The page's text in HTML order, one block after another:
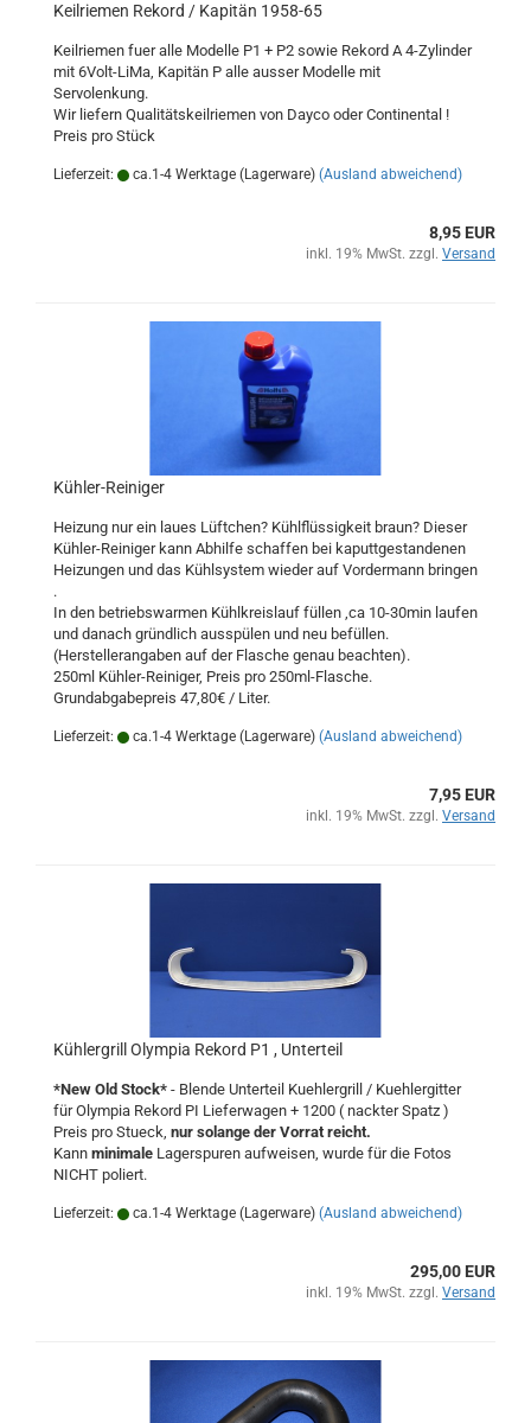
Keilriemen Rekord / Kapitän 1958-65
Keilriemen fuer alle Modelle P1 + P2 sowie Rekord A 4-Zylinder
mit 6Volt-LiMa, Kapitän P alle ausser Modelle mit
Servolenkung.
Wir liefern Qualitätskeilriemen von Dayco oder Continental !
Preis pro Stück
Lieferzeit: ca.1-4 Werktage (Lagerware) (Ausland abweichend)
8,95 EUR
inkl. 19% MwSt. zzgl. Versand
Kühler-Reiniger
Heizung nur ein laues Lüftchen? Kühlflüssigkeit braun? Dieser
Kühler-Reiniger kann Abhilfe schaffen bei kaputtgestandenen
Heizungen und das Kühlsystem wieder auf Vordermann bringen
.
In den betriebswarmen Kühlkreislauf füllen ,ca 10-30min laufen
und danach gründlich ausspülen und neu befüllen.
(Herstellerangaben auf der Flasche genau beachten).
250ml Kühler-Reiniger, Preis pro 250ml-Flasche.
Grundabgabepreis 47,80€ / Liter.
Lieferzeit: ca.1-4 Werktage (Lagerware) (Ausland abweichend)
7,95 EUR
inkl. 19% MwSt. zzgl. Versand
Kühlergrill Olympia Rekord P1 , Unterteil
*New Old Stock* - Blende Unterteil Kuehlergrill / Kuehlergitter
für Olympia Rekord PI Lieferwagen + 1200 ( nackter Spatz )
Preis pro Stueck, nur solange der Vorrat reicht.
Kann minimale Lagerspuren aufweisen, wurde für die Fotos
NICHT poliert.
Lieferzeit: ca.1-4 Werktage (Lagerware) (Ausland abweichend)
295,00 EUR
inkl. 19% MwSt. zzgl. Versand